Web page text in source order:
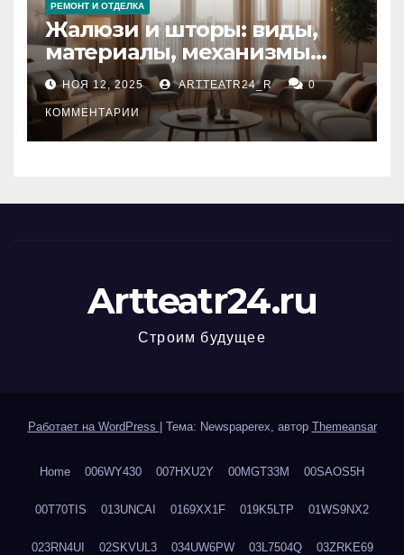
РЕМОНТ И ОТДЕЛКА
Жалюзи и шторы: виды,
материалы, механизмы
управления и уход
НОЯ 12, 2025 ARTTEATR24_R 0
КОММЕНТАРИИ
Artteatr24.ru
Строим будущее
Работает на WordPress Тема: Newspaperex, автор Themeansar
Home 006WY430 007HXU2Y 00MGT33M 00SAOS5H
00T70TIS 013UNCAI 0169XX1F 019K5LTP 01WS9NX2
023RN4UI 02SKVUL3 034UW6PW 03L7504Q 03ZRKE69